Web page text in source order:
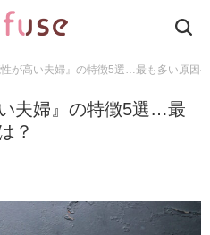
性が高い夫婦』の特徴5選…最も多い原因
夫婦』の特徴5選…最
？